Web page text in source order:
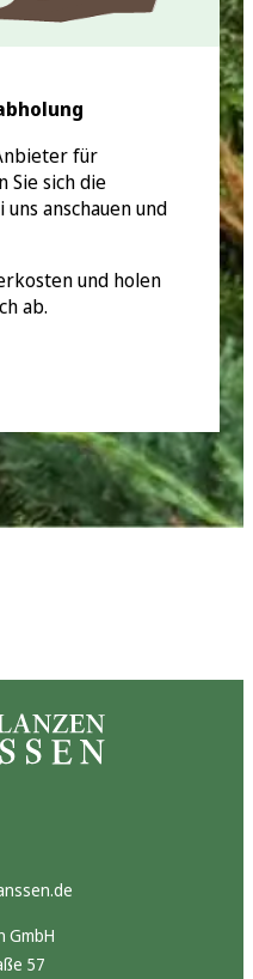
für
Sie sich die
anschauen und
und holen
ab.
GmbH
57